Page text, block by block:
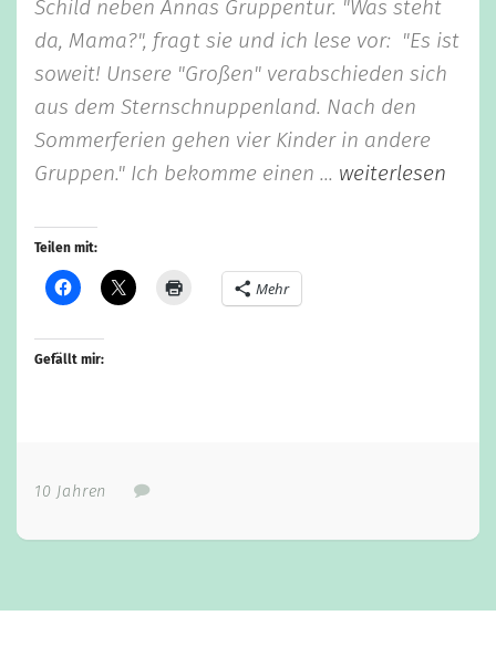
Schild neben Annas Gruppentür. "Was steht
da, Mama?", fragt sie und ich lese vor: "Es ist
soweit! Unsere "Großen" verabschieden sich
aus dem Sternschnuppenland. Nach den
Sommerferien gehen vier Kinder in andere
Gruppen." Ich bekomme einen ... weiterlesen
Teilen mit:
Mehr
Gefällt mir:
10 Jahren